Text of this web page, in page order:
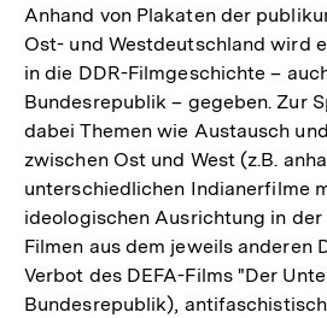
Anhand von Plakaten der
Ost- und Westdeutschland wird
in die DDR-Filmgeschichte –
Bundesrepublik – gegeben. Zur
dabei Themen wie Austausch
zwischen Ost und West (z.B.
unterschiedlichen Indianerfilme
ideologischen Ausrichtung in
Filmen aus dem jeweils anderen
Verbot des DEFA-Films "Der
Bundesrepublik),